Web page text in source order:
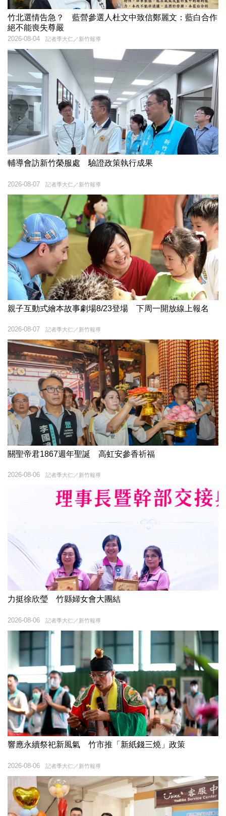
竹北選情告急？ 藍營參選人杜文中致信鄭麗文：藍白合作
絕不能喪失尊嚴
記者季大仁／新竹報導
2026-08-04
輔導會訪新竹榮服處 驗證政策執行成果
記者季大仁／新竹報導
2026-08-07
親子互動式繪本故事劇場8/23登場 下周一開放線上報名
記者季大仁／新竹報導
2026-08-07
關聖帝君1867週年聖誕 高虹安參香祈福
記者季大仁／新竹報導
2026-08-06
力挺徐欣瑩 竹縣婦女會大團結
記者季大仁／新竹報導
2026-08-06
響應永續祭祀新風氣 竹市推「新紙錢三燒」政策
記者季大仁／新竹報導
2026-08-06